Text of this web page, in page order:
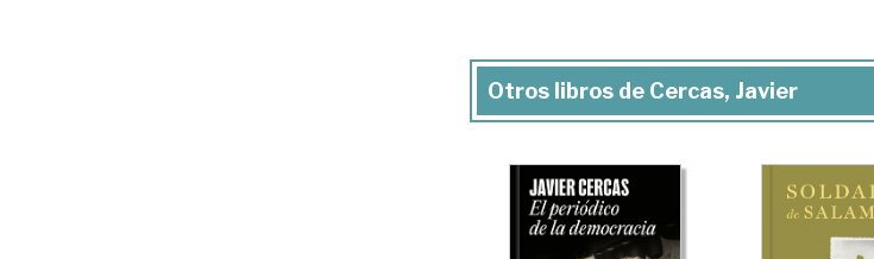
Otros libros de Cercas, Javier